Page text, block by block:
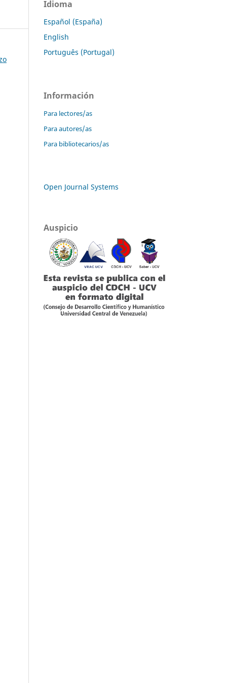
Idioma
Español (España)
English
Português (Portugal)
Información
Para lectores/as
Para autores/as
Para bibliotecarios/as
Open Journal Systems
Auspicio